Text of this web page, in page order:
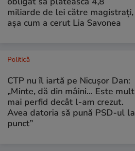
miliarde de lei către magistrați,
așa cum a cerut Lia Savonea
Politică
CTP nu îl iartă pe Nicușor Dan:
„Minte, dă din mâini… Este mult
mai perfid decât l-am crezut.
Avea datoria să pună PSD-ul la
punct”